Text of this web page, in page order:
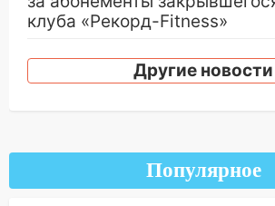
клуба «Рекорд-Fitness»
15:34 После вмешательства
прокуратуры в селах
15:27 Прокуратура
капремонт школы в селе
Другие новости
Популярное